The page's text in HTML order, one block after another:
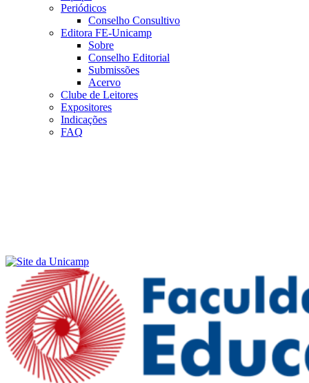
Periódicos
Conselho Consultivo
Editora FE-Unicamp
Sobre
Conselho Editorial
Submissões
Acervo
Clube de Leitores
Expositores
Indicações
FAQ